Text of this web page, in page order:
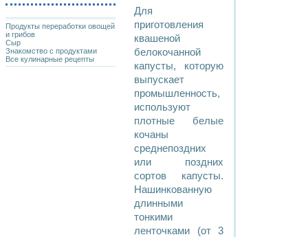
Для
приготовления
квашеной
белокочанной
капусты, которую
выпускает
промышленность,
используют
плотные белые
кочаны
среднепоздних
или поздних
сортов капусты.
Нашинкованную
длинными
тонкими
ленточками (от 3
Продукты переработки овощей
и грибов
Сыр
Знакомство с продуктами
Все кулинарные рецепты